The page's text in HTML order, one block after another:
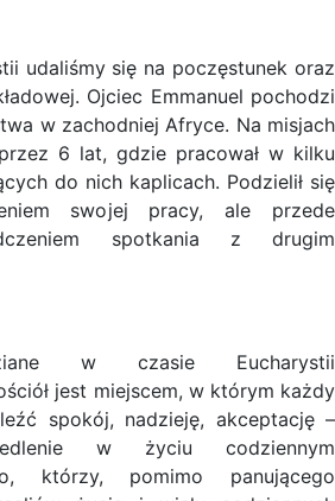
udaliśmy się na poczęstunek oraz
Ojciec Emmanuel pochodzi
w zachodniej Afryce. Na misjach
6 lat, gdzie pracował w kilku
do nich kaplicach. Podzielił się
swojej pracy, ale przede
spotkania z drugim
w czasie Eucharystii
jest miejscem, w którym każdy
spokój, nadzieję, akceptację –
w życiu codziennym
którzy, pomimo panującego